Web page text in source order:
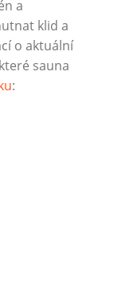
a
klid a
o aktuální
sauna
: